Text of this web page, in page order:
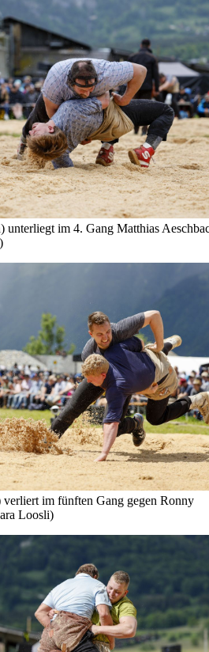
unterliegt im 4. Gang Matthias
verliert im fünften Gang gegen Ronny
Loosli)